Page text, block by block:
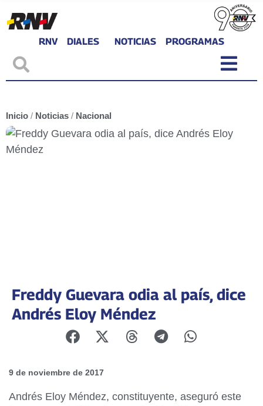
RNV DIALES NOTICIAS PROGRAMAS
Inicio / Noticias / Nacional
Freddy Guevara odia al país, dice
Andrés Eloy Méndez
9 de noviembre de 2017
Andrés Eloy Méndez, constituyente, aseguró este